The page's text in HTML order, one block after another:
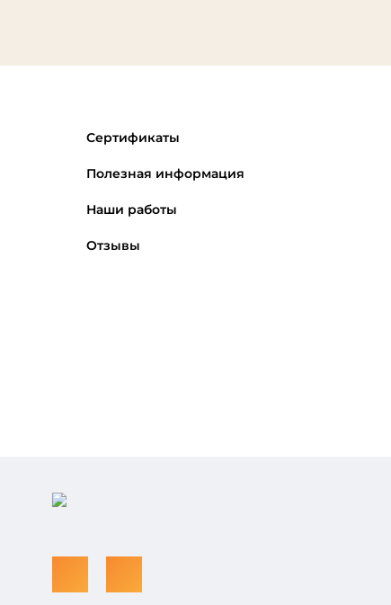
Сертификаты
Полезная информация
Наши работы
Отзывы